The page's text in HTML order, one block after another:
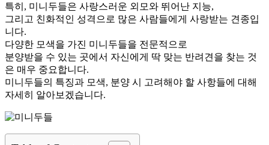
특히, 미니두들은 사랑스러운 외모와 뛰어난 지능,
그리고 친화적인 성격으로 많은 사람들에게 사랑받는 견종입
니다.
다양한 모색을 가진 미니두들을 전문적으로
분양받을 수 있는 곳에서 자신에게 딱 맞는 반려견을 찾는 것
은 매우 중요합니다.
미니두들의 특징과 모색, 분양 시 고려해야 할 사항들에 대해
자세히 알아보겠습니다.